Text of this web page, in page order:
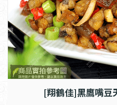
[翔鶴佳]黑鷹嘴豆